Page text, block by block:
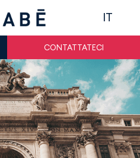
IT
CONTATTATECI